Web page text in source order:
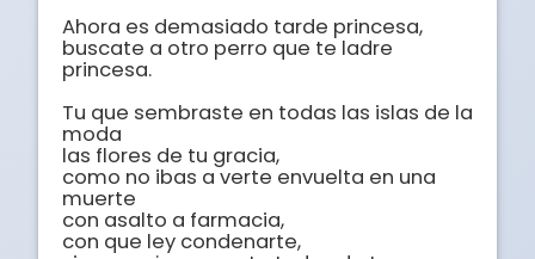
Ahora es demasiado tarde princesa,
buscate a otro perro que te ladre
princesa.
Tu que sembraste en todas las islas de la
moda
las flores de tu gracia,
como no ibas a verte envuelta en una
muerte
con asalto a farmacia,
con que ley condenarte,